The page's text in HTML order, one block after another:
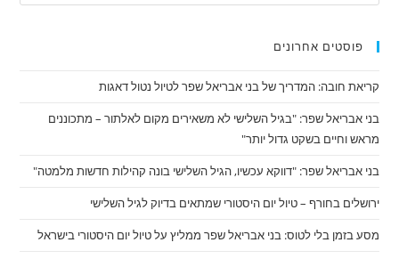
פוסטים אחרונים
קריאת חובה: המדריך של בני אבריאל שפר לטיול נטול דאגות
בני אבריאל שפר: "בגיל השלישי לא משאירים מקום לאלתור – מתכוננים
מראש וחיים בשקט גדול יותר"
בני אבריאל שפר: "דווקא עכשיו, הגיל השלישי בונה קהילות חדשות מלמטה"
ירושלים בחורף – טיול יום היסטורי שמתאים בדיוק לגיל השלישי
מסע בזמן בלי לטוס: בני אבריאל שפר ממליץ על טיול יום היסטורי בישראל